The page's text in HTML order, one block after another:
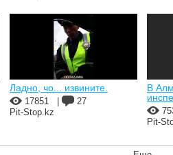
Ладно, чо... извините.
17851
27
Pit-Stop.kz
В
Pit-